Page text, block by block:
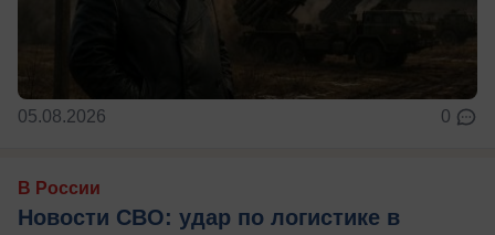
05.08.2026 0
В России
Новости СВО: удар по логистике в